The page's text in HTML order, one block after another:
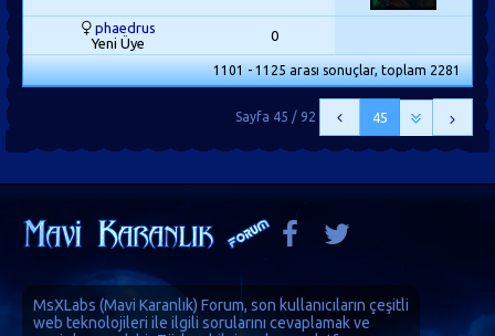
phaedrus
Yeni Üye
0
1101 - 1125 arası sonuçlar, toplam 2281
45
Sayfa 45 / 92
MsXLabs (Mavi Karanlık) Forum, son kullanıcıların çeşitli
web teknolojileri ile ilgili sorularını cevaplamak ve